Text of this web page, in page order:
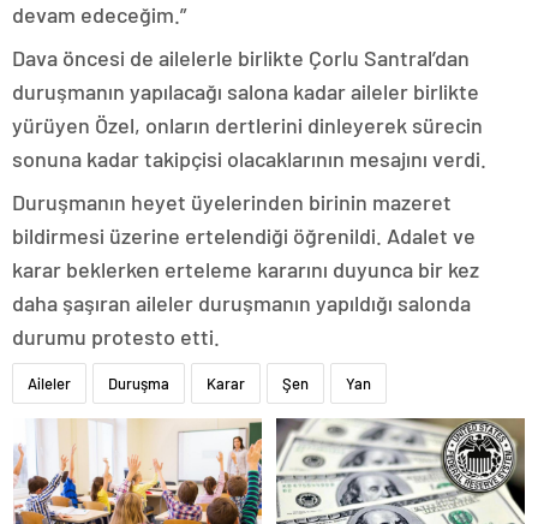
devam edeceğim.”
Dava öncesi de ailelerle birlikte Çorlu Santral’dan
duruşmanın yapılacağı salona kadar aileler birlikte
yürüyen Özel, onların dertlerini dinleyerek sürecin
sonuna kadar takipçisi olacaklarının mesajını verdi.
Duruşmanın heyet üyelerinden birinin mazeret
bildirmesi üzerine ertelendiği öğrenildi. Adalet ve
karar beklerken erteleme kararını duyunca bir kez
daha şaşıran aileler duruşmanın yapıldığı salonda
durumu protesto etti.
Aileler Duruşma Karar Şen Yan